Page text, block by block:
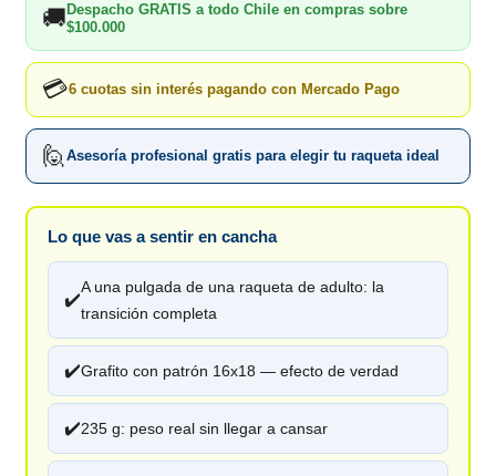
🚚Despacho GRATIS a todo Chile en compras sobre
$100.000
💳6 cuotas sin interés pagando con Mercado Pago
🙋Asesoría profesional gratis para elegir tu raqueta ideal
Lo que vas a sentir en cancha
✔️
A una pulgada de una raqueta de adulto: la
transición completa
✔️Grafito con patrón 16x18 — efecto de verdad
✔️235 g: peso real sin llegar a cansar